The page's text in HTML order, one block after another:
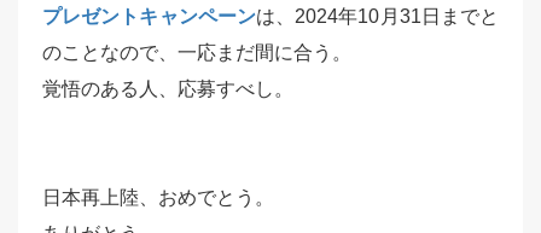
プレゼントキャンペーンは、2024年10月31日までと
のことなので、一応まだ間に合う。
覚悟のある人、応募すべし。
日本再上陸、おめでとう。